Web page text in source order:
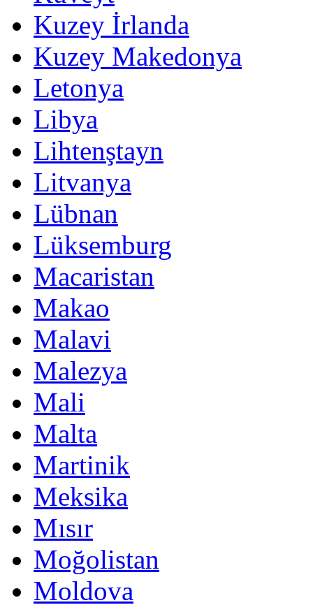
Kuzey İrlanda
Kuzey Makedonya
Letonya
Libya
Lihtenştayn
Litvanya
Lübnan
Lüksemburg
Macaristan
Makao
Malavi
Malezya
Mali
Malta
Martinik
Meksika
Mısır
Moğolistan
Moldova